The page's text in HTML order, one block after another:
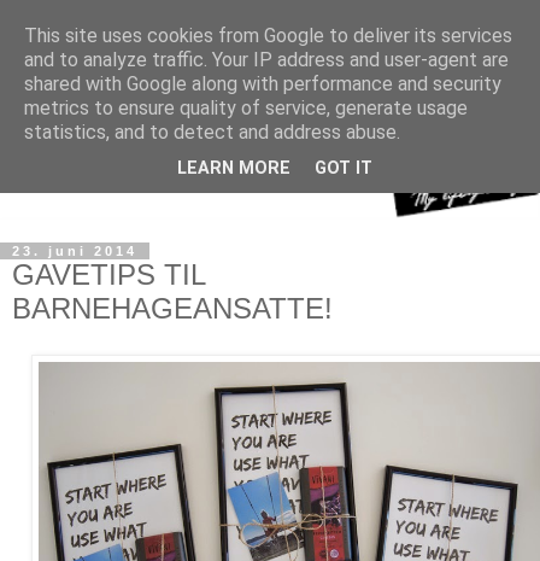
23. juni 2014
GAVETIPS TIL
BARNEHAGEANSATTE!
This site uses cookies from Google to deliver its services
and to analyze traffic. Your IP address and user-agent are
shared with Google along with performance and security
metrics to ensure quality of service, generate usage
statistics, and to detect and address abuse.
LEARN MORE GOT IT